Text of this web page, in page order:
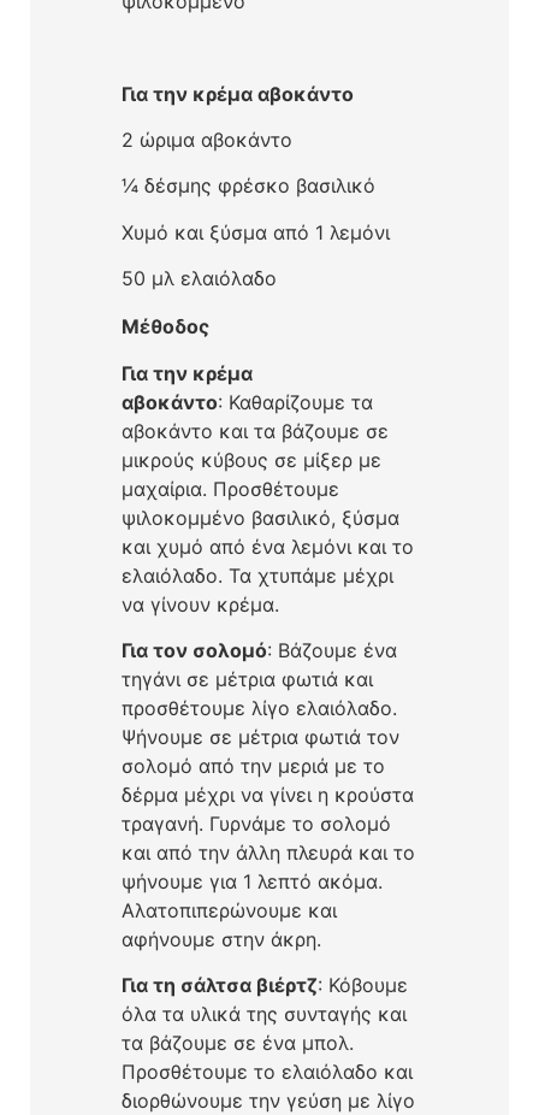
Για την κρέμα αβοκάντο
2 ώριμα αβοκάντο
¼ δέσμης φρέσκο βασιλικό
Χυμό και ξύσμα από 1 λεμόνι
50 μλ ελαιόλαδο
Μέθοδος
Για την κρέμα
αβοκάντο: Καθαρίζουμε τα
αβοκάντο και τα βάζουμε σε
μικρούς κύβους σε μίξερ με
μαχαίρια. Προσθέτουμε
ψιλοκομμένο βασιλικό, ξύσμα
και χυμό από ένα λεμόνι και το
ελαιόλαδο. Τα χτυπάμε μέχρι
να γίνουν κρέμα.
Για τον σολομό: Βάζουμε ένα
τηγάνι σε μέτρια φωτιά και
προσθέτουμε λίγο ελαιόλαδο.
Ψήνουμε σε μέτρια φωτιά τον
σολομό από την μεριά με το
δέρμα μέχρι να γίνει η κρούστα
τραγανή. Γυρνάμε το σολομό
και από την άλλη πλευρά και το
ψήνουμε για 1 λεπτό ακόμα.
Αλατοπιπερώνουμε και
αφήνουμε στην άκρη.
Για τη σάλτσα βιέρτζ: Κόβουμε
όλα τα υλικά της συνταγής και
τα βάζουμε σε ένα μπολ.
Προσθέτουμε το ελαιόλαδο και
διορθώνουμε την γεύση με λίγο